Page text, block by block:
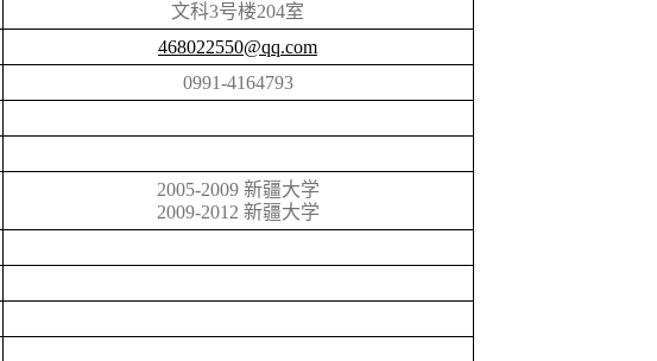
文科3号楼204室
468022550@qq.com
0991-4164793
2005-2009 新疆大学
2009-2012 新疆大学